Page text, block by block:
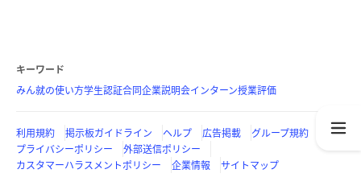
キーワード
みん就の使い方学生認証合同企業説明会インターン授業評価
利用規約 掲示板ガイドライン ヘルプ 広告掲載
グループ規約
プライバシーポリシー
外部送信ポリシー
カスタマーハラスメントポリシー
企業情報 サイトマップ